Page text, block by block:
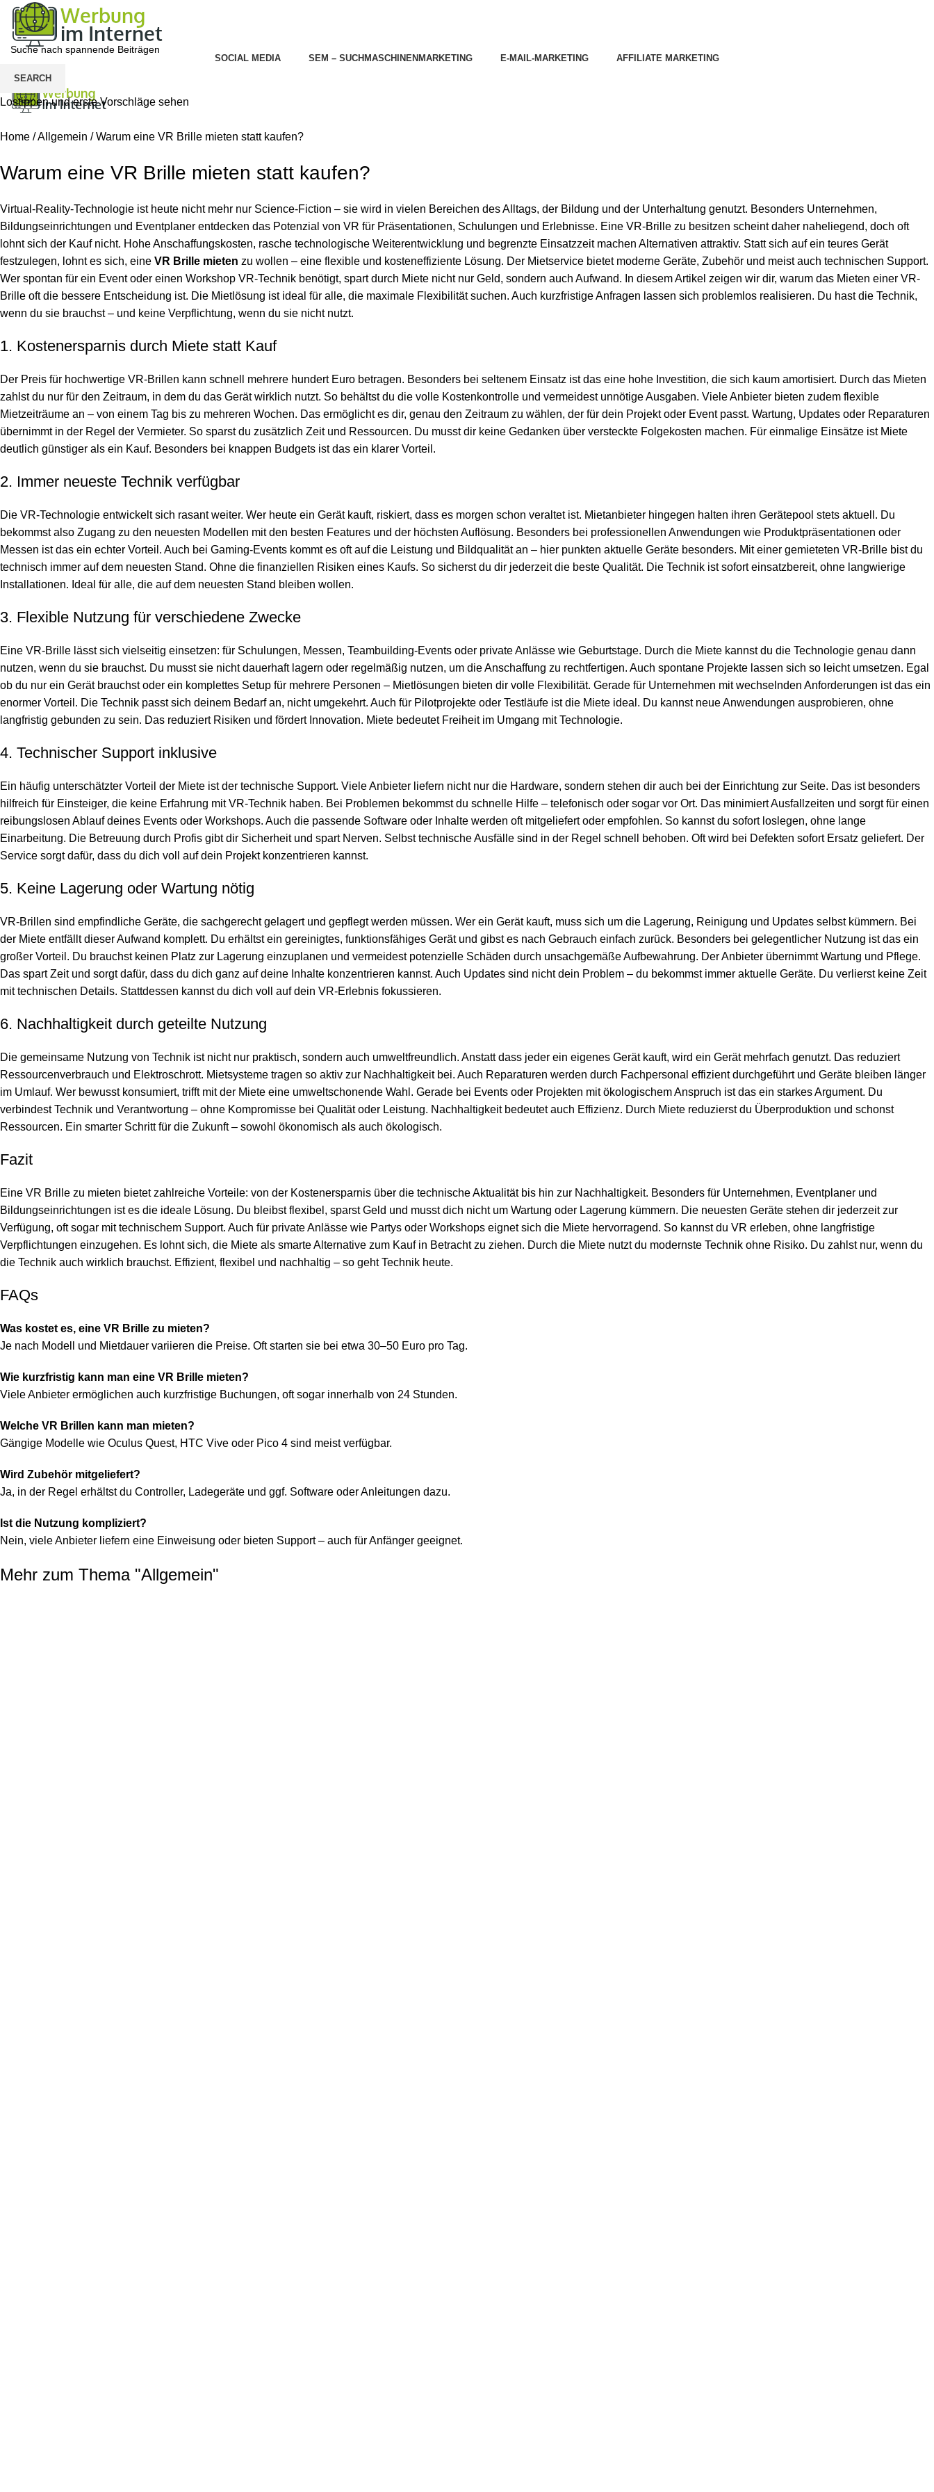
SOCIAL MEDIA SEM – SUCHMASCHINENMARKETING E-MAIL-MARKETING AFFILIATE MARKETING
Menu
Home /Allgemein /Warum eine VR Brille mieten statt kaufen?
Warum eine VR Brille mieten statt kaufen?
Virtual-Reality-Technologie ist heute nicht mehr nur Science-Fiction – sie wird in vielen Bereichen des Alltags, der Bildung und der Unterhaltung genutzt. Besonders Unternehmen,
Bildungseinrichtungen und Eventplaner entdecken das Potenzial von VR für Präsentationen, Schulungen und Erlebnisse. Eine VR-Brille zu besitzen scheint daher naheliegend, doch oft
lohnt sich der Kauf nicht. Hohe Anschaffungskosten, rasche technologische Weiterentwicklung und begrenzte Einsatzzeit machen Alternativen attraktiv. Statt sich auf ein teures Gerät
festzulegen, lohnt es sich, eine VR Brille mieten zu wollen – eine flexible und kosteneffiziente Lösung. Der Mietservice bietet moderne Geräte, Zubehör und meist auch technischen Support.
Wer spontan für ein Event oder einen Workshop VR-Technik benötigt, spart durch Miete nicht nur Geld, sondern auch Aufwand. In diesem Artikel zeigen wir dir, warum das Mieten einer VR-
Brille oft die bessere Entscheidung ist. Die Mietlösung ist ideal für alle, die maximale Flexibilität suchen. Auch kurzfristige Anfragen lassen sich problemlos realisieren. Du hast die Technik,
wenn du sie brauchst – und keine Verpflichtung, wenn du sie nicht nutzt.
1. Kostenersparnis durch Miete statt Kauf
Der Preis für hochwertige VR-Brillen kann schnell mehrere hundert Euro betragen. Besonders bei seltenem Einsatz ist das eine hohe Investition, die sich kaum amortisiert. Durch das Mieten
zahlst du nur für den Zeitraum, in dem du das Gerät wirklich nutzt. So behältst du die volle Kostenkontrolle und vermeidest unnötige Ausgaben. Viele Anbieter bieten zudem flexible
Mietzeiträume an – von einem Tag bis zu mehreren Wochen. Das ermöglicht es dir, genau den Zeitraum zu wählen, der für dein Projekt oder Event passt. Wartung, Updates oder Reparaturen
übernimmt in der Regel der Vermieter. So sparst du zusätzlich Zeit und Ressourcen. Du musst dir keine Gedanken über versteckte Folgekosten machen. Für einmalige Einsätze ist Miete
deutlich günstiger als ein Kauf. Besonders bei knappen Budgets ist das ein klarer Vorteil.
2. Immer neueste Technik verfügbar
Die VR-Technologie entwickelt sich rasant weiter. Wer heute ein Gerät kauft, riskiert, dass es morgen schon veraltet ist. Mietanbieter hingegen halten ihren Gerätepool stets aktuell. Du
bekommst also Zugang zu den neuesten Modellen mit den besten Features und der höchsten Auflösung. Besonders bei professionellen Anwendungen wie Produktpräsentationen oder
Messen ist das ein echter Vorteil. Auch bei Gaming-Events kommt es oft auf die Leistung und Bildqualität an – hier punkten aktuelle Geräte besonders. Mit einer gemieteten VR-Brille bist du
technisch immer auf dem neuesten Stand. Ohne die finanziellen Risiken eines Kaufs. So sicherst du dir jederzeit die beste Qualität. Die Technik ist sofort einsatzbereit, ohne langwierige
Installationen. Ideal für alle, die auf dem neuesten Stand bleiben wollen.
3. Flexible Nutzung für verschiedene Zwecke
Eine VR-Brille lässt sich vielseitig einsetzen: für Schulungen, Messen, Teambuilding-Events oder private Anlässe wie Geburtstage. Durch die Miete kannst du die Technologie genau dann
nutzen, wenn du sie brauchst. Du musst sie nicht dauerhaft lagern oder regelmäßig nutzen, um die Anschaffung zu rechtfertigen. Auch spontane Projekte lassen sich so leicht umsetzen. Egal
ob du nur ein Gerät brauchst oder ein komplettes Setup für mehrere Personen – Mietlösungen bieten dir volle Flexibilität. Gerade für Unternehmen mit wechselnden Anforderungen ist das ein
enormer Vorteil. Die Technik passt sich deinem Bedarf an, nicht umgekehrt. Auch für Pilotprojekte oder Testläufe ist die Miete ideal. Du kannst neue Anwendungen ausprobieren, ohne
langfristig gebunden zu sein. Das reduziert Risiken und fördert Innovation. Miete bedeutet Freiheit im Umgang mit Technologie.
4. Technischer Support inklusive
Ein häufig unterschätzter Vorteil der Miete ist der technische Support. Viele Anbieter liefern nicht nur die Hardware, sondern stehen dir auch bei der Einrichtung zur Seite. Das ist besonders
hilfreich für Einsteiger, die keine Erfahrung mit VR-Technik haben. Bei Problemen bekommst du schnelle Hilfe – telefonisch oder sogar vor Ort. Das minimiert Ausfallzeiten und sorgt für einen
reibungslosen Ablauf deines Events oder Workshops. Auch die passende Software oder Inhalte werden oft mitgeliefert oder empfohlen. So kannst du sofort loslegen, ohne lange
Einarbeitung. Die Betreuung durch Profis gibt dir Sicherheit und spart Nerven. Selbst technische Ausfälle sind in der Regel schnell behoben. Oft wird bei Defekten sofort Ersatz geliefert. Der
Service sorgt dafür, dass du dich voll auf dein Projekt konzentrieren kannst.
5. Keine Lagerung oder Wartung nötig
VR-Brillen sind empfindliche Geräte, die sachgerecht gelagert und gepflegt werden müssen. Wer ein Gerät kauft, muss sich um die Lagerung, Reinigung und Updates selbst kümmern. Bei
der Miete entfällt dieser Aufwand komplett. Du erhältst ein gereinigtes, funktionsfähiges Gerät und gibst es nach Gebrauch einfach zurück. Besonders bei gelegentlicher Nutzung ist das ein
großer Vorteil. Du brauchst keinen Platz zur Lagerung einzuplanen und vermeidest potenzielle Schäden durch unsachgemäße Aufbewahrung. Der Anbieter übernimmt Wartung und Pflege.
Das spart Zeit und sorgt dafür, dass du dich ganz auf deine Inhalte konzentrieren kannst. Auch Updates sind nicht dein Problem – du bekommst immer aktuelle Geräte. Du verlierst keine Zeit
mit technischen Details. Stattdessen kannst du dich voll auf dein VR-Erlebnis fokussieren.
6. Nachhaltigkeit durch geteilte Nutzung
Die gemeinsame Nutzung von Technik ist nicht nur praktisch, sondern auch umweltfreundlich. Anstatt dass jeder ein eigenes Gerät kauft, wird ein Gerät mehrfach genutzt. Das reduziert
Ressourcenverbrauch und Elektroschrott. Mietsysteme tragen so aktiv zur Nachhaltigkeit bei. Auch Reparaturen werden durch Fachpersonal effizient durchgeführt und Geräte bleiben länger
im Umlauf. Wer bewusst konsumiert, trifft mit der Miete eine umweltschonende Wahl. Gerade bei Events oder Projekten mit ökologischem Anspruch ist das ein starkes Argument. Du
verbindest Technik und Verantwortung – ohne Kompromisse bei Qualität oder Leistung. Nachhaltigkeit bedeutet auch Effizienz. Durch Miete reduzierst du Überproduktion und schonst
Ressourcen. Ein smarter Schritt für die Zukunft – sowohl ökonomisch als auch ökologisch.
Fazit
Eine VR Brille zu mieten bietet zahlreiche Vorteile: von der Kostenersparnis über die technische Aktualität bis hin zur Nachhaltigkeit. Besonders für Unternehmen, Eventplaner und
Bildungseinrichtungen ist es die ideale Lösung. Du bleibst flexibel, sparst Geld und musst dich nicht um Wartung oder Lagerung kümmern. Die neuesten Geräte stehen dir jederzeit zur
Verfügung, oft sogar mit technischem Support. Auch für private Anlässe wie Partys oder Workshops eignet sich die Miete hervorragend. So kannst du VR erleben, ohne langfristige
Verpflichtungen einzugehen. Es lohnt sich, die Miete als smarte Alternative zum Kauf in Betracht zu ziehen. Durch die Miete nutzt du modernste Technik ohne Risiko. Du zahlst nur, wenn du
die Technik auch wirklich brauchst. Effizient, flexibel und nachhaltig – so geht Technik heute.
FAQs
Was kostet es, eine VR Brille zu mieten?
Je nach Modell und Mietdauer variieren die Preise. Oft starten sie bei etwa 30–50 Euro pro Tag.
Wie kurzfristig kann man eine VR Brille mieten?
Viele Anbieter ermöglichen auch kurzfristige Buchungen, oft sogar innerhalb von 24 Stunden.
Welche VR Brillen kann man mieten?
Gängige Modelle wie Oculus Quest, HTC Vive oder Pico 4 sind meist verfügbar.
Wird Zubehör mitgeliefert?
Ja, in der Regel erhältst du Controller, Ladegeräte und ggf. Software oder Anleitungen dazu.
Ist die Nutzung kompliziert?
Nein, viele Anbieter liefern eine Einweisung oder bieten Support – auch für Anfänger geeignet.
Mehr zum Thema "Allgemein"
SEARCH
Lostippen und erste Vorschläge sehen